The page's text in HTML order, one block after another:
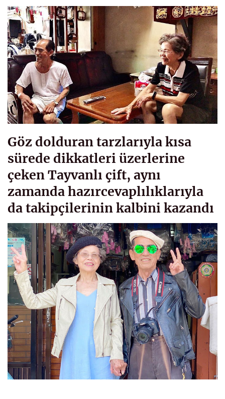
Göz dolduran tarzlarıyla kısa
sürede dikkatleri üzerlerine
çeken Tayvanlı çift, aynı
zamanda hazırcevaplılıklarıyla
da takipçilerinin kalbini kazandı